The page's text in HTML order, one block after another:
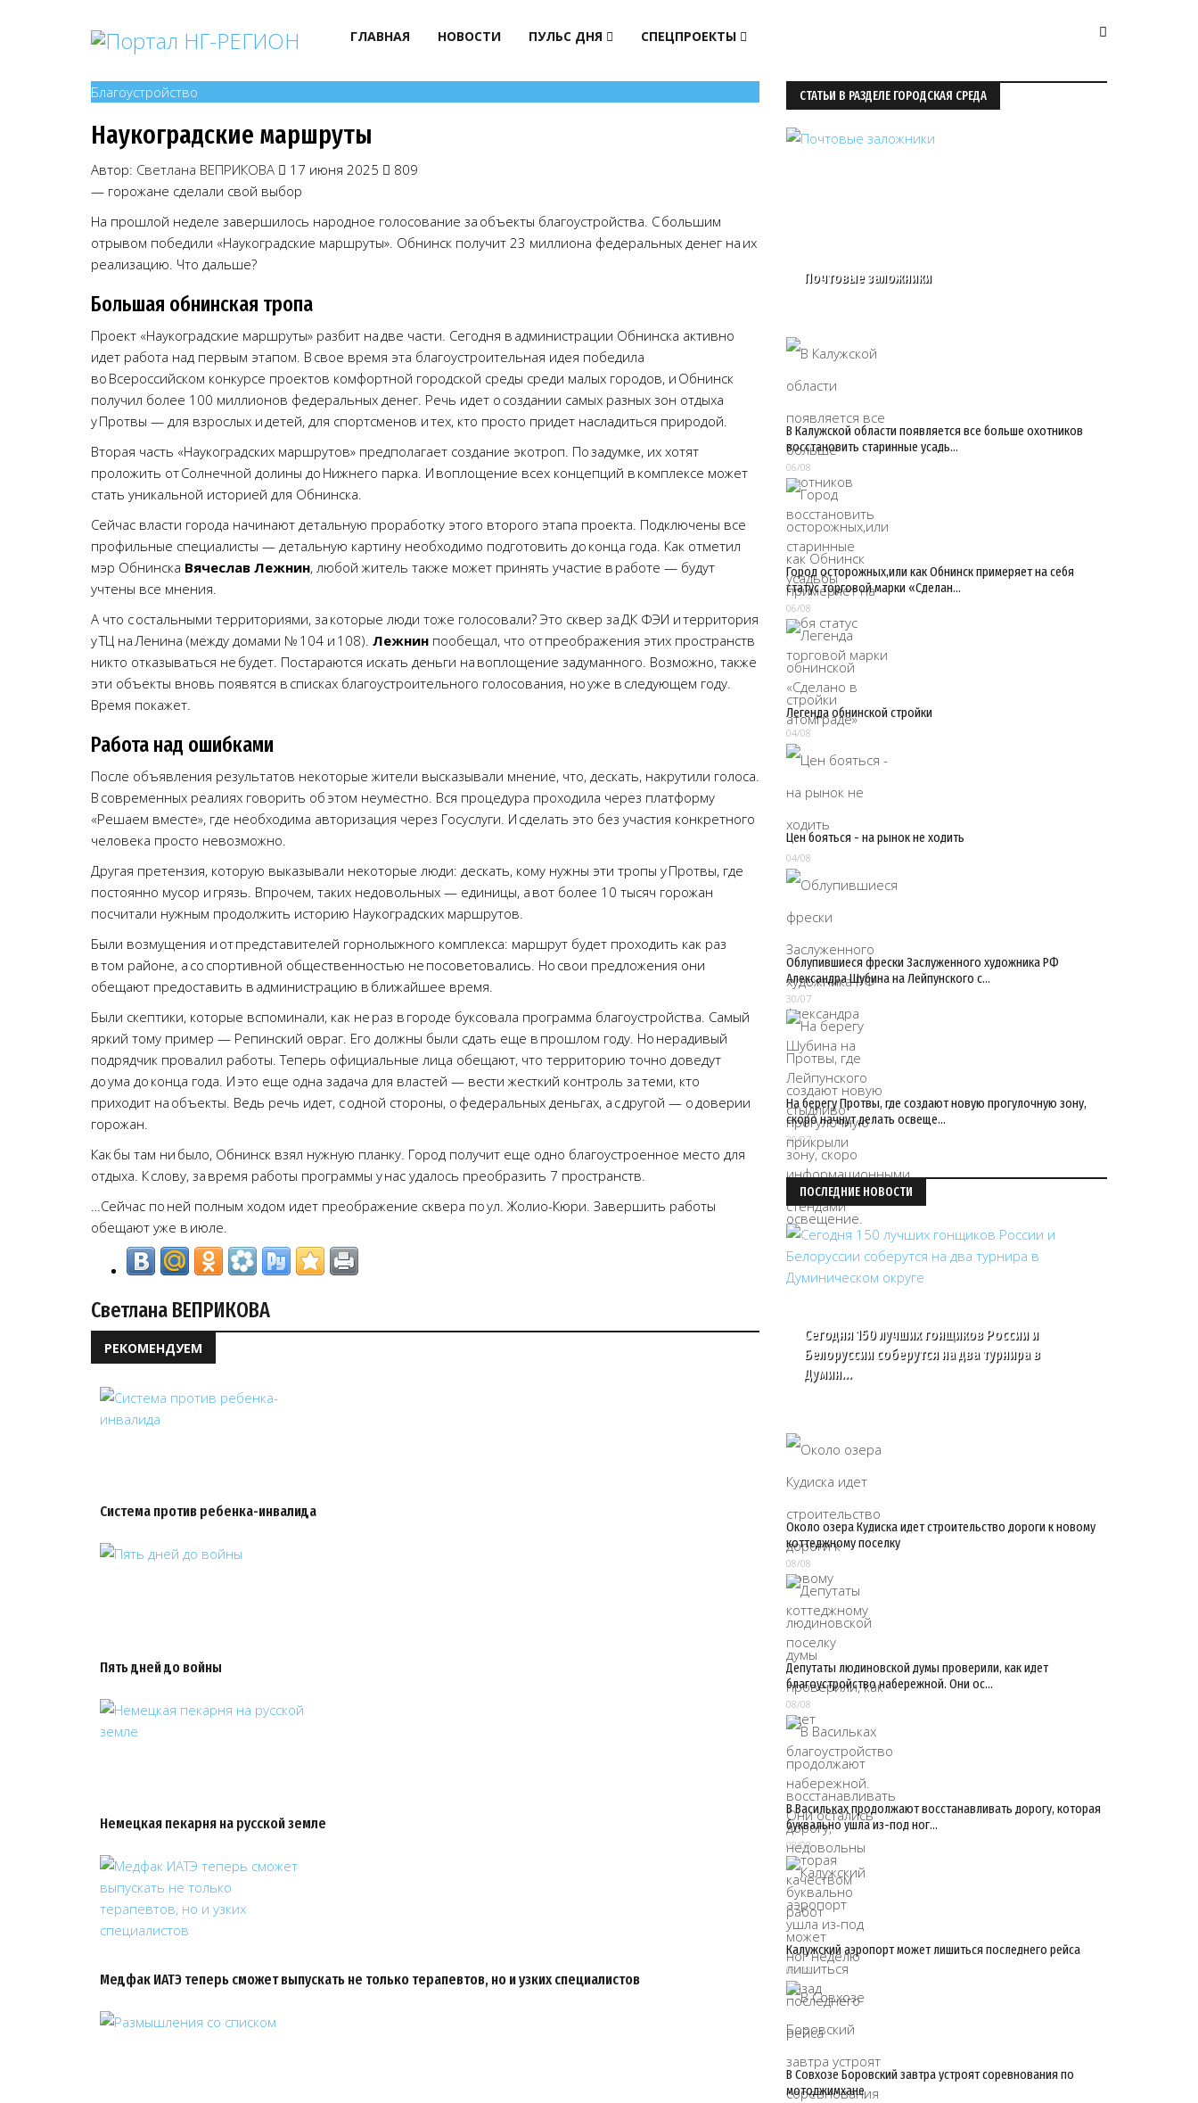
ГЛАВНАЯ НОВОСТИ ПУЛЬС ДНЯ СПЕЦПРОЕКТЫ
Благоустройство
Наукоградские маршруты
Автор: Светлана ВЕПРИКОВА 17 июня 2025
809
— горожане сделали свой выбор
На прошлой неделе завершилось народное голосование за объекты благоустройства. С большим
отрывом победили «Наукоградские маршруты». Обнинск получит 23 миллиона федеральных денег на их
реализацию. Что дальше?
Большая обнинская тропа
Проект «Наукоградские маршруты» разбит на две части. Сегодня в администрации Обнинска активно
идет работа над первым этапом. В свое время эта благоустроительная идея победила
во Всероссийском конкурсе проектов комфортной городской среды среди малых городов, и Обнинск
получил более 100 миллионов федеральных денег. Речь идет о создании самых разных зон отдыха
у Протвы — для взрослых и детей, для спортсменов и тех, кто просто придет насладиться природой.
Вторая часть «Наукоградских маршрутов» предполагает создание экотроп. По задумке, их хотят
проложить от Солнечной долины до Нижнего парка. И воплощение всех концепций в комплексе может
стать уникальной историей для Обнинска.
Сейчас власти города начинают детальную проработку этого второго этапа проекта. Подключены все
профильные специалисты — детальную картину необходимо подготовить до конца года. Как отметил
мэр Обнинска Вячеслав Лежнин, любой житель также может принять участие в работе — будут
учтены все мнения.
А что с остальными территориями, за которые люди тоже голосовали? Это сквер за ДК ФЭИ и территория
у ТЦ на Ленина (между домами № 104 и 108). Лежнин пообещал, что от преображения этих пространств
никто отказываться не будет. Постараются искать деньги на воплощение задуманного. Возможно, также
эти объекты вновь появятся в списках благоустроительного голосования, но уже в следующем году.
Время покажет.
Работа над ошибками
После объявления результатов некоторые жители высказывали мнение, что, дескать, накрутили голоса.
В современных реалиях говорить об этом неуместно. Вся процедура проходила через платформу
«Решаем вместе», где необходима авторизация через Госуслуги. И сделать это без участия конкретного
человека просто невозможно.
Другая претензия, которую выказывали некоторые люди: дескать, кому нужны эти тропы у Протвы, где
постоянно мусор и грязь. Впрочем, таких недовольных — единицы, а вот более 10 тысяч горожан
посчитали нужным продолжить историю Наукоградских маршрутов.
Были возмущения и от представителей горнолыжного комплекса: маршрут будет проходить как раз
в том районе, а со спортивной общественностью не посоветовались. Но свои предложения они
обещают предоставить в администрацию в ближайшее время.
Были скептики, которые вспоминали, как не раз в городе буксовала программа благоустройства. Самый
яркий тому пример — Репинский овраг. Его должны были сдать еще в прошлом году. Но нерадивый
подрядчик провалил работы. Теперь официальные лица обещают, что территорию точно доведут
до ума до конца года. И это еще одна задача для властей — вести жесткий контроль за теми, кто
приходит на объекты. Ведь речь идет, с одной стороны, о федеральных деньгах, а с другой — о доверии
горожан.
Как бы там ни было, Обнинск взял нужную планку. Город получит еще одно благоустроенное место для
отдыха. К слову, за время работы программы у нас удалось преобразить 7 пространств.
…Сейчас по ней полным ходом идет преображение сквера по ул. Жолио-Кюри. Завершить работы
обещают уже в июле.
Светлана ВЕПРИКОВА
РЕКОМЕНДУЕМ
Система против ребенка-инвалида
Пять дней до войны
Немецкая пекарня на русской земле
Медфак ИАТЭ теперь сможет выпускать не только терапевтов, но и узких специалистов
СТАТЬИ В РАЗДЕЛЕ ГОРОДСКАЯ СРЕДА
Почтовые заложники
В Калужской области появляется все больше охотников
восстановить старинные усадь…
06/08
Город осторожных,или как Обнинск примеряет на себя
статус торговой марки «Сделан…
06/08
Легенда обнинской стройки
04/08
Цен бояться - на рынок не ходить
04/08
Облупившиеся фрески Заслуженного художника РФ
Александра Шубина на Лейпунского с…
30/07
На берегу Протвы, где создают новую прогулочную зону,
скоро начнут делать освеще…
30/07
ПОСЛЕДНИЕ НОВОСТИ
Сегодня 150 лучших гонщиков России и
Белоруссии соберутся на два турнира в
Думин…
Около озера Кудиска идет строительство дороги к новому
коттеджному поселку
08/08
Депутаты людиновской думы проверили, как идет
благоустройство набережной. Они ос…
08/08
В Васильках продолжают восстанавливать дорогу, которая
буквально ушла из-под ног…
08/08
Калужский аэропорт может лишиться последнего рейса
08/08
В Совхозе Боровский завтра устроят соревнования по
мотоджимхане